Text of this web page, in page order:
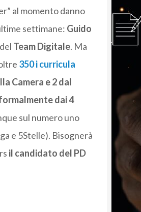
al momento danno
settimane: Guido
Team Digitale. Ma
350 i curricula
Camera e 2 dal
dai 4
sul numero uno
e 5Stelle). Bisognerà
il candidato del PD